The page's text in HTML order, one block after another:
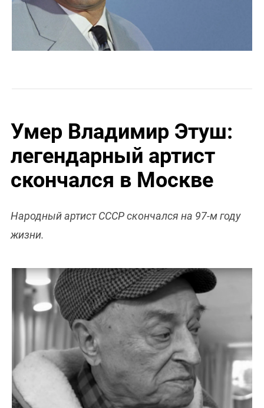
Умер Владимир Этуш:
легендарный артист
скончался в Москве
Народный артист СССР скончался на 97-м году
жизни.